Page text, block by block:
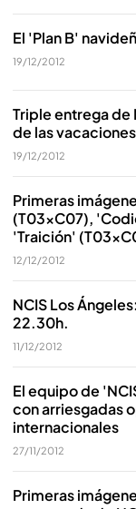
El 'Plan B'
19/12/2012
Triple entrega de
de las
19/12/2012
Primeras
(T03xC07),
'Traición'
12/12/2012
NCIS Los
22.30h.
11/12/2012
El equipo de
con arriesgadas
internacionales
27/11/2012
Primeras